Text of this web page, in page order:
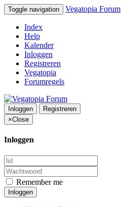
Toggle navigation Vegatopia Forum
Index
Help
Kalender
Inloggen
Registreren
Vegatopia
Forumregels
Inloggen
Registreren
×Close
Inloggen
Remember me
Inloggen